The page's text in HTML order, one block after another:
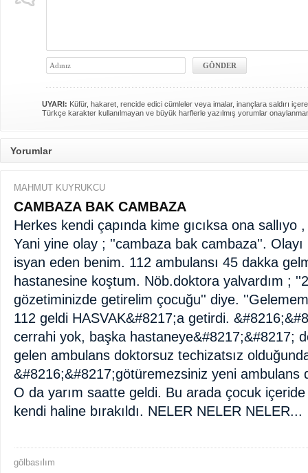
UYARI: Küfür, hakaret, rencide edici cümleler veya imalar, inançlara saldırı
Türkçe karakter kullanılmayan ve büyük harflerle yazılmış yorumlar
Yorumlar
MAHMUT KUYRUKCU
CAMBAZA BAK CAMBAZA
Herkes kendi çapında kime gıcıksa ona sallıyo
Yani yine olay ; ''cambaza bak cambaza''.
isyan eden benim. 112 ambulansı 45 dakka
hastanesine koştum. Nöb.doktora yalvardım ;
gözetiminizde getirelim çocuğu'' diye.
112 geldi HASVAK&#8217;a getirdi.
cerrahi yok, başka hastaneye&#8217;&#8217;
gelen ambulans doktorsuz techizatsız
&#8216;&#8217;götüremezsiniz yeni ambulans
O da yarım saatte geldi. Bu arada çocuk
kendi haline bırakıldı. NELER NELER NELER...
gölbasılım